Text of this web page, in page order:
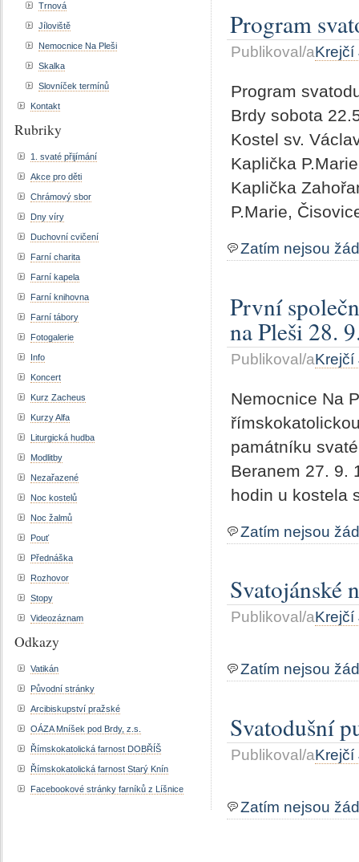
Program
Publikoval/aKrejčí
Program
Brdy sobota
Kostel sv.
Kaplička
Kaplička
P.Marie,
Zatím nejsou
První
na Pleši 28.
Publikoval/aKrejčí
Nemocnice Na
památníku
Beranem 27. 9.
hodin u kostela
Zatím nejsou
Svatojánské
Publikoval/aKrejčí
Zatím nejsou
Svatodušní
Publikoval/aKrejčí
Zatím nejsou
Trnová
Jíloviště
Nemocnice Na Pleši
Skalka
Slovníček termínů
Kontakt
Rubriky
1. svaté přijímání
Akce pro děti
Chrámový sbor
Dny víry
Duchovní cvičení
Farní charita
Farní kapela
Farní knihovna
Farní tábory
Fotogalerie
Info
Koncert
Kurz Zacheus
Kurzy Alfa
Liturgická hudba
Modlitby
Nezařazené
Noc kostelů
Noc žalmů
Pouť
Přednáška
Rozhovor
Stopy
Videozáznam
Odkazy
Vatikán
Původní stránky
Arcibiskupství pražské
OÁZA Mníšek pod Brdy, z.s.
Římskokatolická farnost DOBŘÍŠ
Římskokatolická farnost Starý Knín
Facebookové stránky farníků z Líšnice